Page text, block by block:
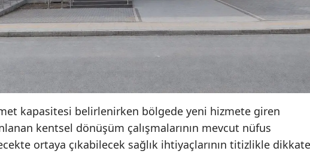
Aksaray
Bayburt
Kırıkkale
Şırnak
kapasitesi belirlenirken bölgede yeni hizmete giren
kentsel dönüşüm çalışmalarının mevcut nüfus
ortaya çıkabilecek sağlık ihtiyaçlarının titizlikle dikkate